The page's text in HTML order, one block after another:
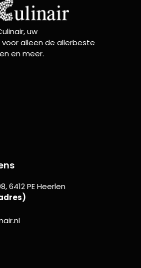
uw
alleen de allerbeste
en meer.
6412 PE Heerlen